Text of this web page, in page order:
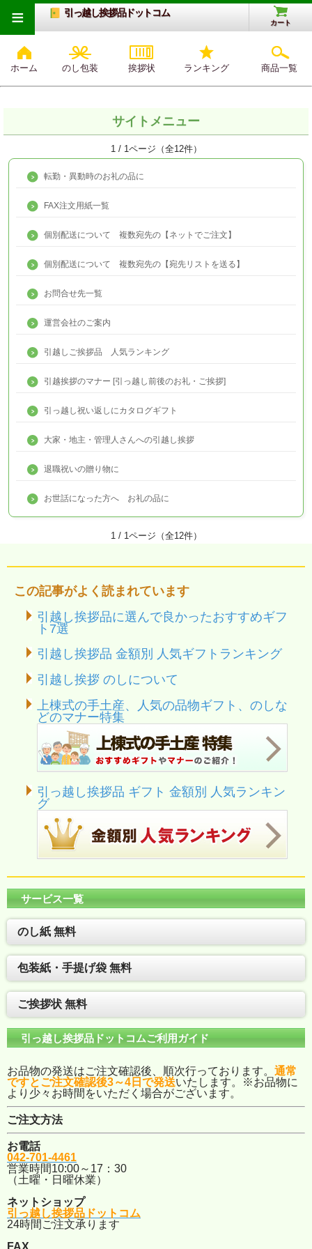
引っ越し挨拶品ドットコム
カート
ホーム のし包装 挨拶状 ランキング 商品一覧
≡
サイトメニュー
1 / 1ページ（全12件）
転勤・異動時のお礼の品に
FAX注文用紙一覧
個別配送について 複数宛先の【ネットでご注文】
個別配送について 複数宛先の【宛先リストを送る】
お問合せ先一覧
運営会社のご案内
引越しご挨拶品 人気ランキング
引越挨拶のマナー [引っ越し前後のお礼・ご挨拶]
引っ越し祝い返しにカタログギフト
大家・地主・管理人さんへの引越し挨拶
退職祝いの贈り物に
お世話になった方へ お礼の品に
1 / 1ページ（全12件）
この記事がよく読まれています
引越し挨拶品に選んで良かったおすすめギフ
ト7選
引越し挨拶品 金額別 人気ギフトランキング
引越し挨拶 のしについて
上棟式の手土産、人気の品物ギフト、のしな
どのマナー特集
引っ越し挨拶品 ギフト 金額別 人気ランキン
グ
サービス一覧
のし紙 無料
包装紙・手提げ袋 無料
ご挨拶状 無料
引っ越し挨拶品ドットコムご利用ガイド
お品物の発送はご注文確認後、順次行っております。 通常
ですとご注文確認後3～4日で発送いたします。※お品物に
より少々お時間をいただく場合がございます。
ご注文方法
お電話
042-701-4461
営業時間10:00～17：30
（土曜・日曜休業）
ネットショップ
引っ越し挨拶品ドットコム
24時間ご注文承ります